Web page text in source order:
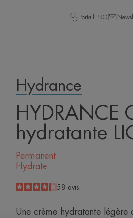
Portail PRO
Hydrance
HYDRANCE
hydratante
Permanent
Hydrate
4.3
/
5
58 avis
Une crème hydratante légère